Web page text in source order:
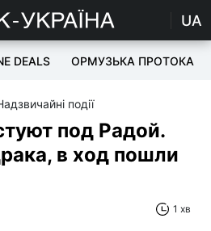
UA
DEALS ОРМУЗЬКА ПРОТОКА
події
под Радой.
в ход пошли
1 хв